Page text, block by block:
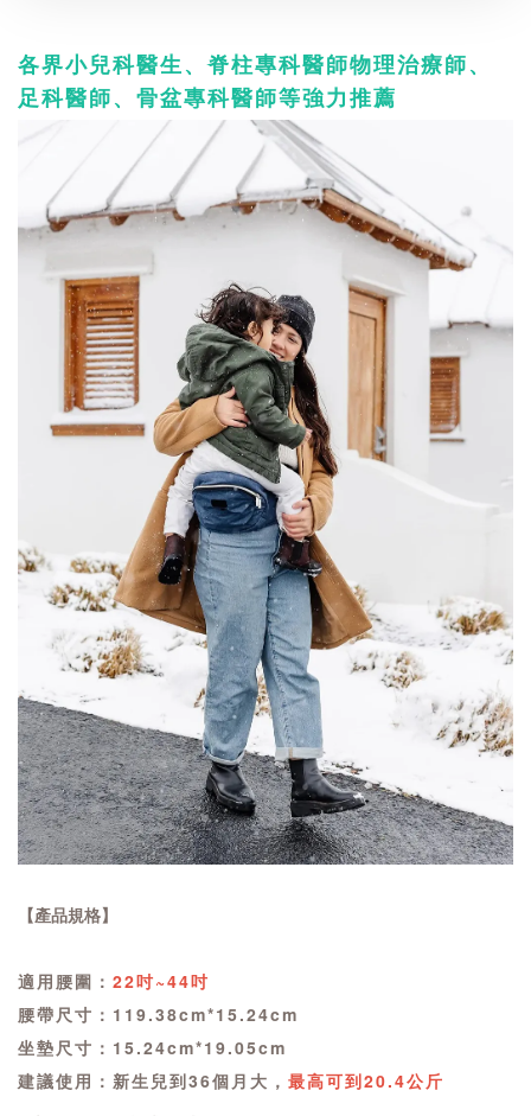
各界小兒科醫生、脊柱專科醫師物理治療師、
足科醫師、骨盆專科醫師等強力推薦
【產品規格】
適用腰圍： 22吋~44吋
腰帶尺寸：119.38cm*15.24cm
坐墊尺寸：15.24cm*19.05cm
建議使用：新生兒到36個月大， 最高可到20.4公斤